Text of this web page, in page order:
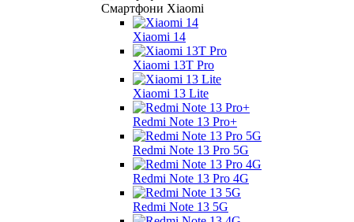
Смартфони Xiaomi
Xiaomi 14
Xiaomi 13T Pro
Xiaomi 13 Lite
Redmi Note 13 Pro+
Redmi Note 13 Pro 5G
Redmi Note 13 Pro 4G
Redmi Note 13 5G